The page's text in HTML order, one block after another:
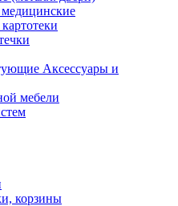
Аксессуары и
мебели
корзины